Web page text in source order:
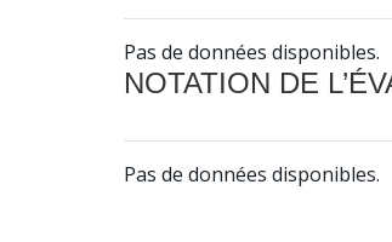
Pas de données disponibles.
NOTATION DE
Pas de données disponibles.